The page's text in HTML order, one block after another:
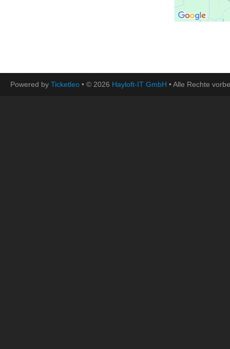
Powered by Ticketleo • © 2026 Hayloft-IT GmbH • Alle Rechte